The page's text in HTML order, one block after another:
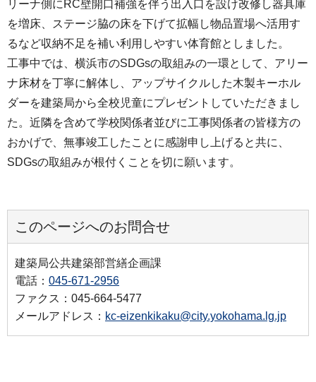
リーナ側にRC壁開口補強を伴う出入口を設け改修し器具庫
を増床、ステージ脇の床を下げて拡幅し物品置場へ活用す
るなど収納不足を補い利用しやすい体育館としました。
工事中では、横浜市のSDGsの取組みの一環として、アリー
ナ床材を丁寧に解体し、アップサイクルした木製キーホル
ダーを建築局から全校児童にプレゼントしていただきまし
た。近隣を含めて学校関係者並びに工事関係者の皆様方の
おかげで、無事竣工したことに感謝申し上げると共に、
SDGsの取組みが根付くことを切に願います。
このページへのお問合せ
建築局公共建築部営繕企画課
電話： 045-671-2956
ファクス：045-664-5477
メールアドレス： kc-eizenkikaku@city.yokohama.lg.jp